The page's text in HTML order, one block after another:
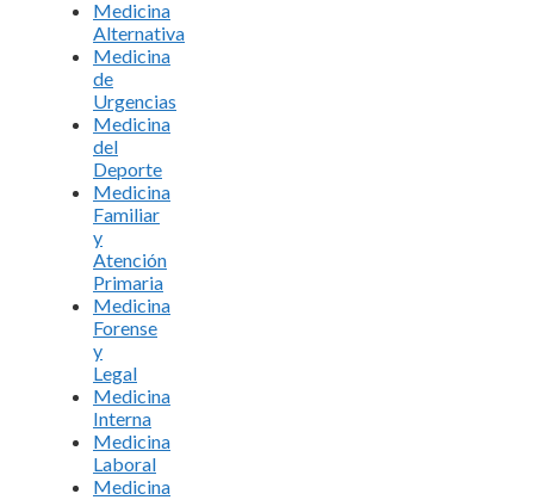
Medicina
Alternativa
Medicina
de
Urgencias
Medicina
del
Deporte
Medicina
Familiar
y
Atención
Primaria
Medicina
Forense
y
Legal
Medicina
Interna
Medicina
Laboral
Medicina